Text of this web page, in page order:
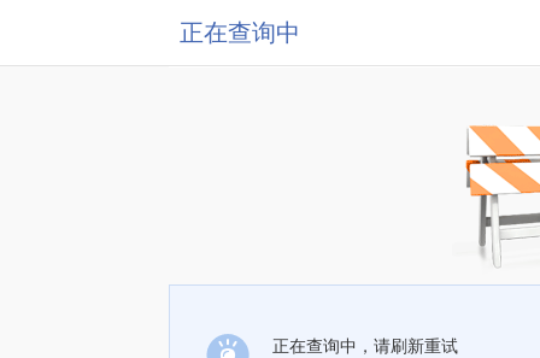
正在查询中
正在查询中，请刷新重试